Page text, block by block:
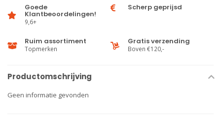
Goede
Klantbeoordelingen!
9,6+
Scherp geprijsd
Ruim assortiment
Topmerken
Gratis verzending
Boven €120,-
Productomschrijving
Geen informatie gevonden